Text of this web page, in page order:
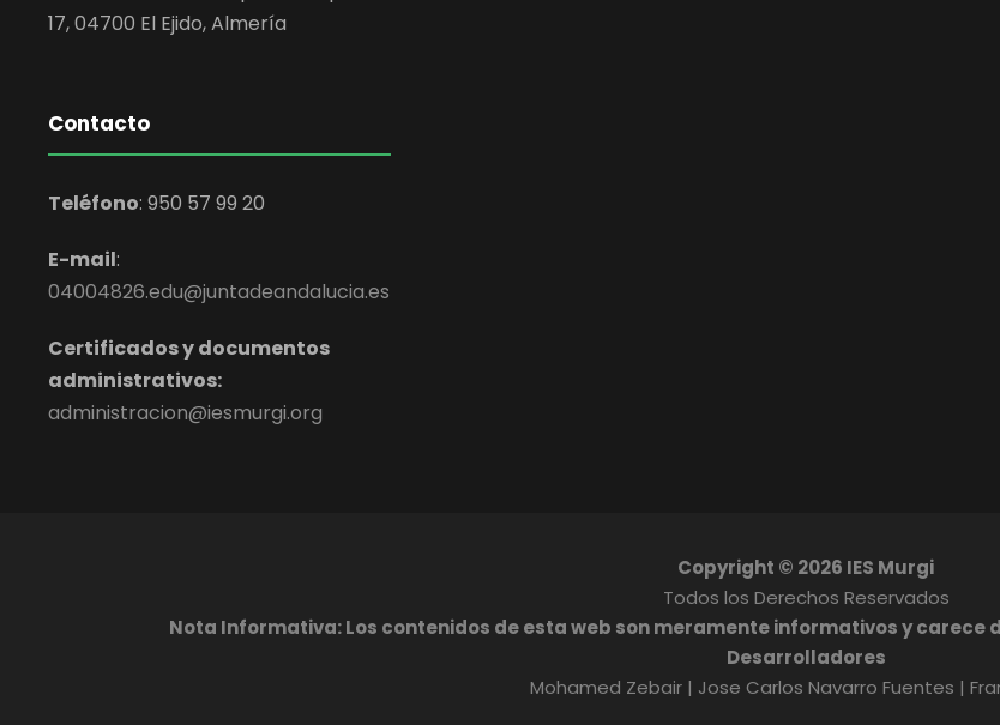
17, 04700 El Ejido,Almería
Contacto
Teléfono: 950 57 99 20
E-mail:
04004826.edu@juntadeandalucia.es
Certificados y documentos
administrativos:
administracion@iesmurgi.org
Copyright © 2026 IES Murgi
Todos los Derechos Reservados
Nota Informativa: Los contenidos de esta web son meramente informativos y
Desarrolladores
Mohamed Zebair | Jose Carlos Navarro Fuentes |